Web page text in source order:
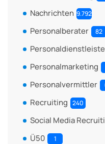
Nachrichten 9.792
Personalberater 82
Personalmarketing
Personalvermittler
Recruiting 240
Social Media
Ü50 1